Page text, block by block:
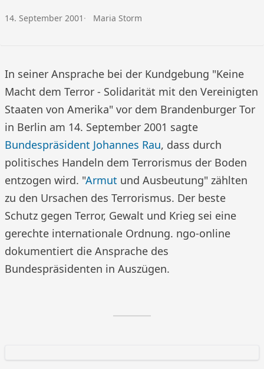
Veröffentlicht am:
14. September 2001 Autor:
Maria Storm
In seiner Ansprache bei der Kundgebung "Keine
Macht dem Terror - Solidarität mit den Vereinigten
Staaten von Amerika" vor dem Brandenburger Tor
in Berlin am 14. September 2001 sagte
Bundespräsident Johannes Rau, dass durch
politisches Handeln dem Terrorismus der Boden
entzogen wird. "Armut und Ausbeutung" zählten
zu den Ursachen des Terrorismus. Der beste
Schutz gegen Terror, Gewalt und Krieg sei eine
gerechte internationale Ordnung. ngo-online
dokumentiert die Ansprache des
Bundespräsidenten in Auszügen.